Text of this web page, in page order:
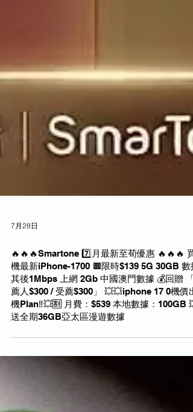
7月28日
🔥🔥🔥Smartone 7️⃣月最新至荀優惠 🔥🔥🔥 買
機最新iPhone-1700 🟧限時$139 5G 30GB 數
薦人$300 / 受薦$300」 💥💥iphone 17 0機價出
送全期36GB亞太區漫遊數據